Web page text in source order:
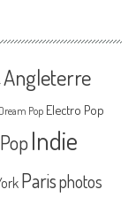
Angleterre
Dream Pop Electro Pop
Indie
Parisphotos